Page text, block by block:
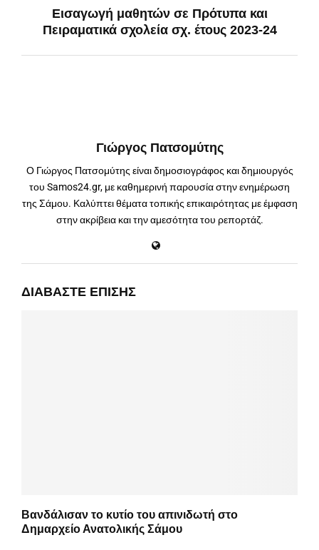
Εισαγωγή μαθητών σε Πρότυπα και
Πειραματικά σχολεία σχ. έτους 2023-24
Γιώργος Πατσομύτης
Ο Γιώργος Πατσομύτης είναι δημοσιογράφος και δημιουργός
του Samos24.gr, με καθημερινή παρουσία στην ενημέρωση
της Σάμου. Καλύπτει θέματα τοπικής επικαιρότητας με έμφαση
στην ακρίβεια και την αμεσότητα του ρεπορτάζ.
ΔΙΑΒΆΣΤΕ ΕΠΊΣΗΣ
Βανδάλισαν το κυτίο του απινιδωτή στο
Δημαρχείο Ανατολικής Σάμου